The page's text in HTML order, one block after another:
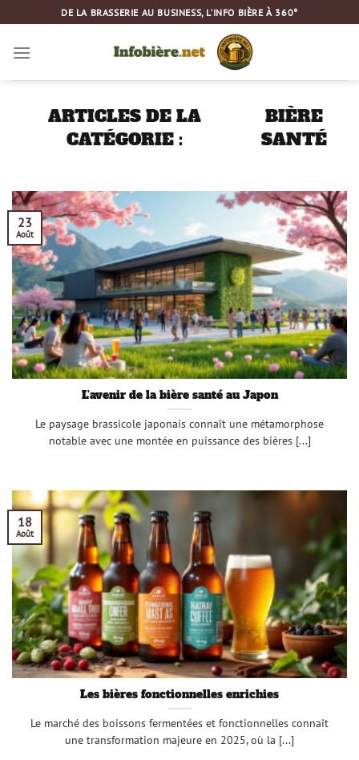
au
contenu
DE LA BRASSERIE AU BUSINESS, L’INFO BIÈRE À 360°
BIÈRE
SANTÉ
L’avenir de la bière santé au Japon
Le paysage brassicole japonais connaît une métamorphose
notable avec une montée en puissance des bières [...]
23
Août
Les bières fonctionnelles enrichies
Le marché des boissons fermentées et fonctionnelles connaît
une transformation majeure en 2025, où la [...]
18
Août